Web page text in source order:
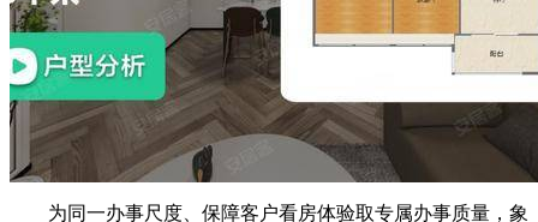
为同一办事尺度、保障客户看房体验取专属办事质量，象